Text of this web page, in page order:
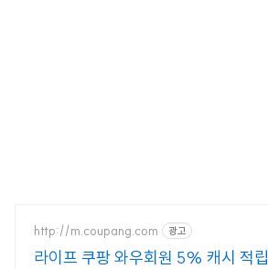
http://m.coupang.com 광고
라이프 쿠팡 와우회원 5% 캐시 적립